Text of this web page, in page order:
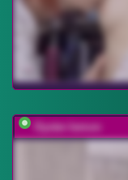
Oyster-lemon